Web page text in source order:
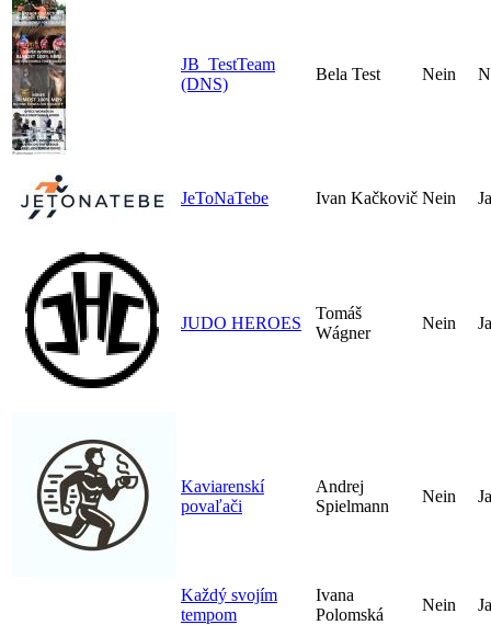
JB_TestTeam
(DNS)
Bela Test Nein
JeToNaTebe Ivan Kačkovič Nein Ja
JUDO HEROES
Tomáš
Wágner
Nein Ja
Kaviarenskí
povaľači
Andrej
Spielmann
Nein Ja
Každý svojím
tempom
Ivana
Polomská
Nein Ja